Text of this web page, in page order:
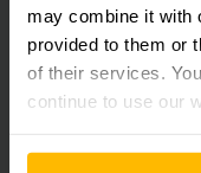
may combine it with
provided to them or
of their services.
continue to use our
Sus ventajas:
planificación